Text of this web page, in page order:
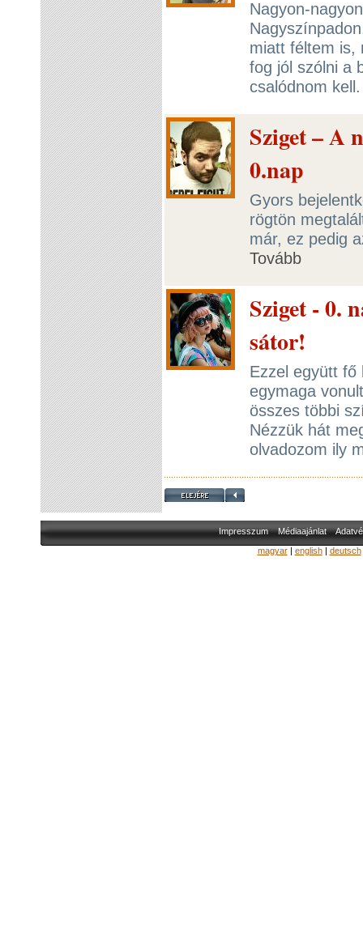
Nagyon-
miatt féltem is,
fog jól szólni a
csalódnom
Sziget – A
0.nap
Gyors
rögtön
már, ez pedig
Tovább
Sziget - 0.
sátor!
Ezzel együtt fő
egymaga
összes többi
Nézzük hát
olvadozom ily
Impresszum Médiaajánlat
magyar| english| deutsch